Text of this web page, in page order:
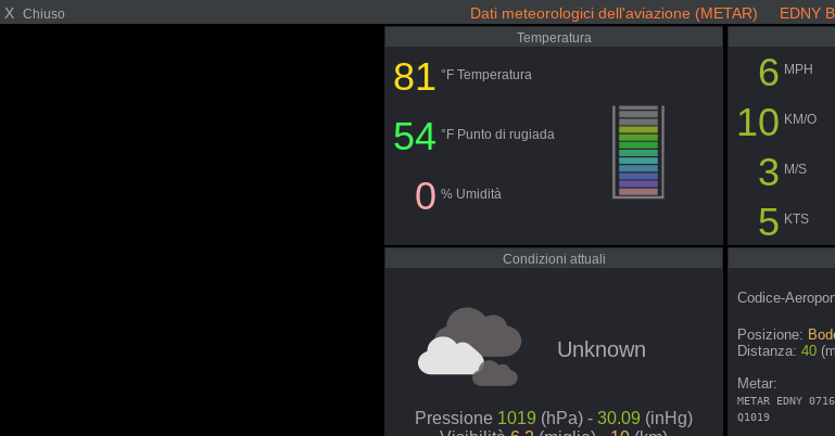
X Chiuso Dati meteorologici dell'aviazione (METAR) EDNY
Temperatura
81 °F Temperatura
54 °F Punto di rugiada
0 % Umidità
6 MPH
10 KM/O
3 M/S
5 KTS
Condizioni attuali
Unknown
Pressione 1019 (hPa) - 30.09 (inHg)
Codice-
Posizione:
Distanza: 40
Metar:
METAR EDNY
Q1019